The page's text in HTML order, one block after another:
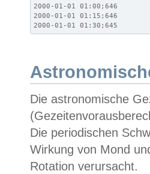
2000-01-01 01:00;646
2000-01-01 01:15;646
2000-01-01 01:30;645
Die astronomische
Die periodischen
Wirkung von Mond
Rotation verursacht.